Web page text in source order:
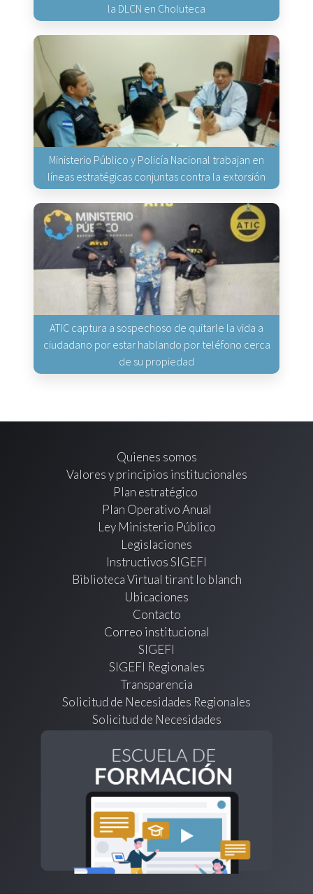
la DLCN en Choluteca
Ministerio Público y Policía Nacional trabajan en
líneas estratégicas conjuntas contra la extorsión
ATIC captura a sospechoso de quitarle la vida a
ciudadano por estar hablando por teléfono cerca
de su propiedad
Quienes somos
Valores y principios institucionales
Plan estratégico
Plan Operativo Anual
Ley Ministerio Público
Legislaciones
Instructivos SIGEFI
Biblioteca Virtual tirant lo blanch
Ubicaciones
Contacto
Correo institucional
SIGEFI
SIGEFI Regionales
Transparencia
Solicitud de Necesidades Regionales
Solicitud de Necesidades